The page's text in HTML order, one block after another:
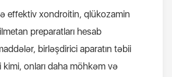
effektiv xondroitin, qlükozamin
preparatları hesab
birləşdirici aparatın təbii
onları daha möhkəm və